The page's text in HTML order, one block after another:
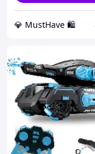
💎 MustHave 🛍️